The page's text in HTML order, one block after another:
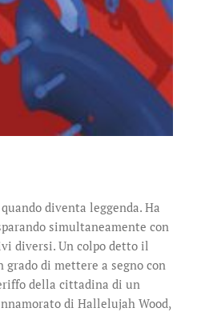
diventa leggenda. Ha
simultaneamente con
diversi. Un colpo detto il
di mettere a segno con
della cittadina di un
di Hallelujah Wood,